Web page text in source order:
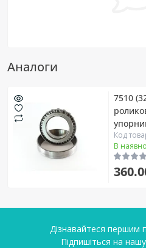
Аналоги
7510
Код
В
Дізнавайтеся першим
Підпишіться на